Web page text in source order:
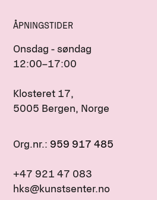
ÅPNINGSTIDER
Onsdag - søndag
12:00–17:00
Klosteret 17,
5005 Bergen, Norge
Org.nr.: 959 917 485
+47 921 47 083
hks@kunstsenter.no